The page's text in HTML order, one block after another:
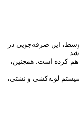
مشاهده شده است. به‌طور متوسط، این صرفه‌جویی در
کرده است. همچنین،
لوله‌کشی و نشتی،